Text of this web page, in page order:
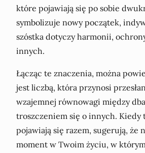
które pojawiają się po sobie
symbolizuje nowy początek,
szóstka dotyczy harmonii,
innych.
Łącząc te znaczenia, można
jest liczbą, która przynosi
wzajemnej równowagi między
troszczeniem się o innych. Kiedy
pojawiają się razem, sugerują, że
moment w Twoim życiu, w